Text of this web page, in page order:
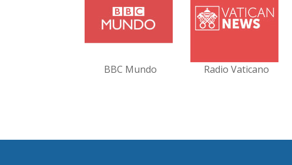
BBC Mundo Radio Vaticano